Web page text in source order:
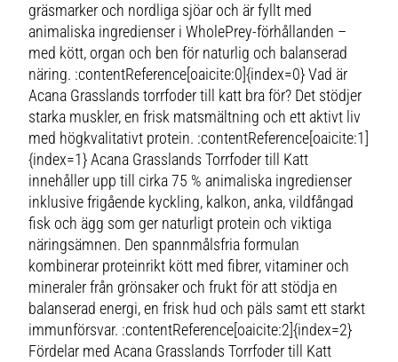
gräsmarker och nordliga sjöar och är fyllt med
animaliska ingredienser i WholePrey-förhållanden –
med kött, organ och ben för naturlig och balanserad
näring. :contentReference[oaicite:0]{index=0} Vad är
Acana Grasslands torrfoder till katt bra för? Det stödjer
starka muskler, en frisk matsmältning och ett aktivt liv
med högkvalitativt protein. :contentReference[oaicite:1]
{index=1} Acana Grasslands Torrfoder till Katt
innehåller upp till cirka 75 % animaliska ingredienser
inklusive frigående kyckling, kalkon, anka, vildfångad
fisk och ägg som ger naturligt protein och viktiga
näringsämnen. Den spannmålsfria formulan
kombinerar proteinrikt kött med fibrer, vitaminer och
mineraler från grönsaker och frukt för att stödja en
balanserad energi, en frisk hud och päls samt ett starkt
immunförsvar. :contentReference[oaicite:2]{index=2}
Fördelar med Acana Grasslands Torrfoder till Katt